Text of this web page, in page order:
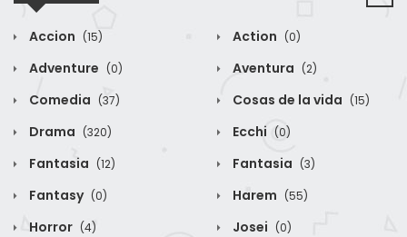
Accion (15) Action (0)
Adventure (0) Aventura (2)
Comedia (37) Cosas de la vida (15)
Drama (320) Ecchi (0)
Fantasia (12) Fantasia (3)
Fantasy (0) Harem (55)
Horror (4) Josei (0)